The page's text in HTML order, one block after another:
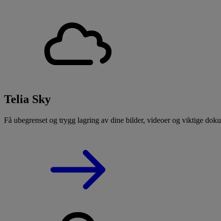
Telia Sky
Få ubegrenset og trygg lagring av dine bilder, videoer og viktige